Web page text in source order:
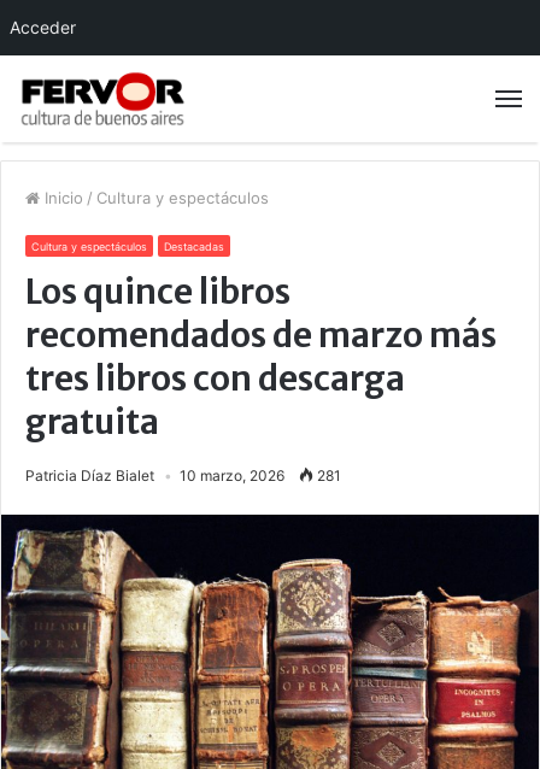
Inicio / Cultura y espectáculos
Cultura y espectáculos Destacadas
Los quince libros
recomendados de marzo más
tres libros con descarga
gratuita
Patricia Díaz Bialet 10 marzo, 2026 281
Acceder